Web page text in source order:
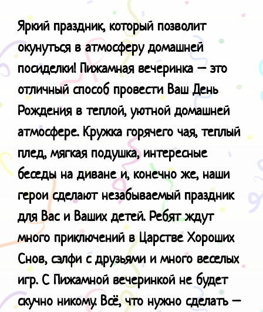
Яркий праздник, который позволит
окунуться в атмосферу домашней
посиделки! Пижамная вечеринка – это
отличный способ провести Ваш День
Рождения в теплой, уютной домашней
атмосфере. Кружка горячего чая, теплый
плед, мягкая подушка, интересные
беседы на диване и, конечно же, наши
герои сделают незабываемый праздник
для Вас и Ваших детей. Ребят ждут
много приключений в Царстве Хороших
Снов, сэлфи с друзьями и много веселых
игр. С Пижамной вечеринкой не будет
скучно никому. Всё, что нужно сделать –